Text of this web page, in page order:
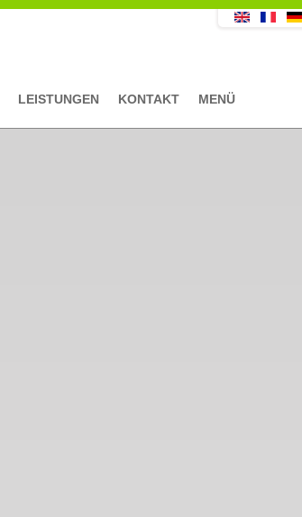
LEISTUNGEN KONTAKT MENÜ